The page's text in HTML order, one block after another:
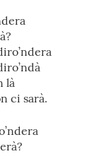
là
ci sarà.